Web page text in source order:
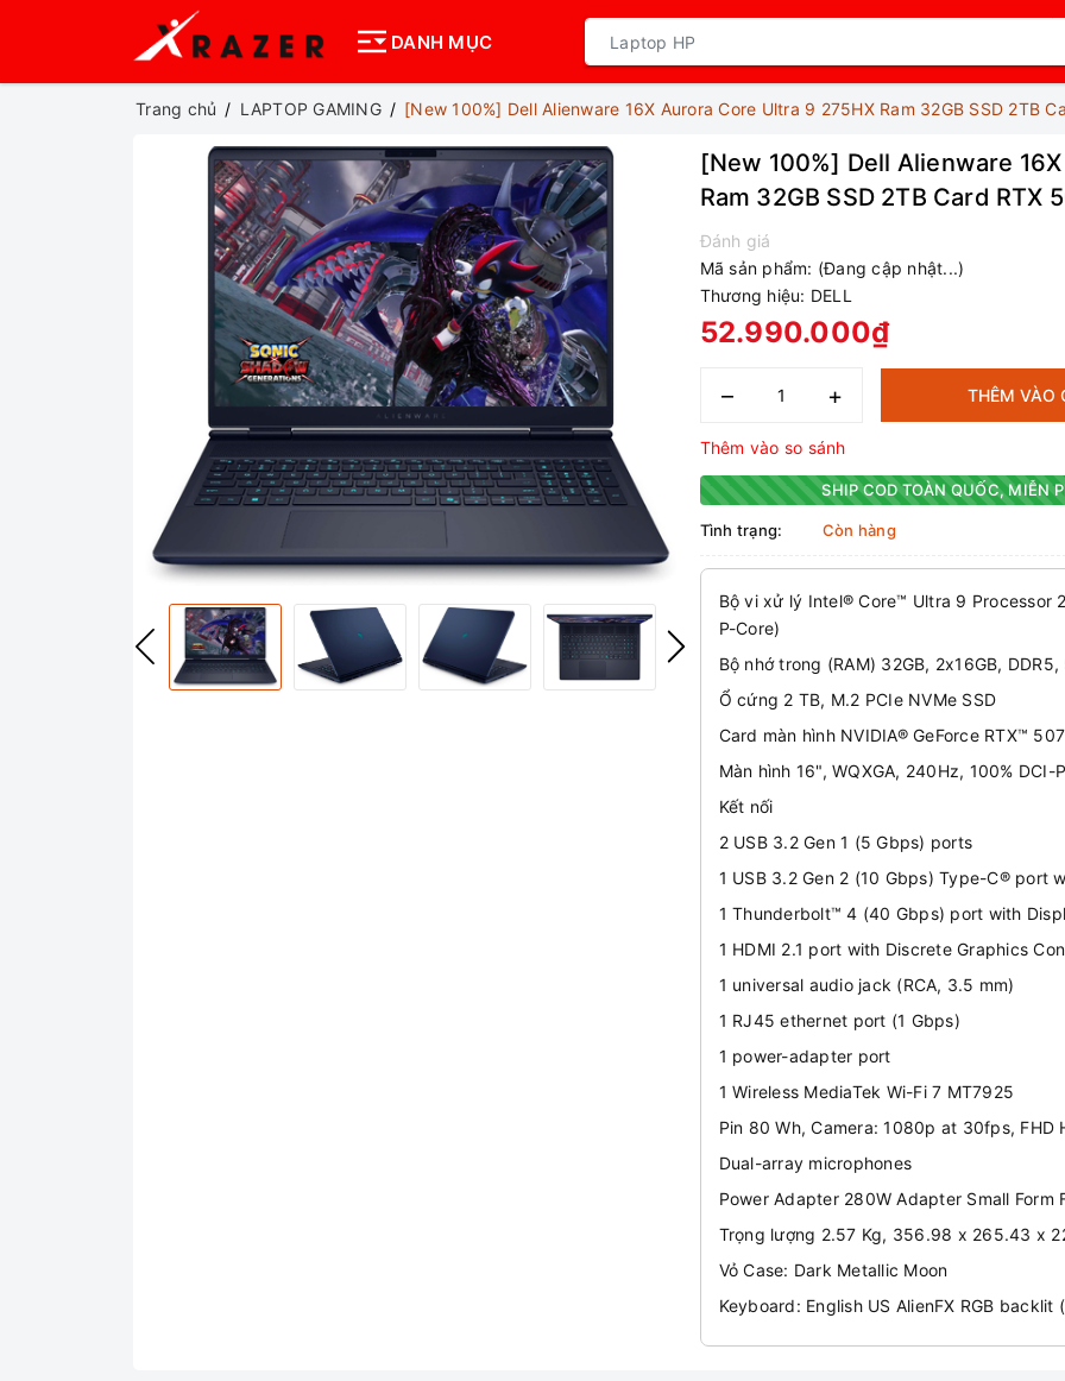
DANH MỤC
Trang chủ LAPTOP GAMING [New 100%] Dell Alienware 16X Aurora Core Ultra 9 275HX Ram 32GB SSD 2TB
[New 100%] Dell Alienware
Ram 32GB SSD 2TB Card RTX
Đánh giá
Mã sản phẩm: (Đang cập nhật...)
Thương hiệu: DELL
52.990.000₫
– + THÊM VÀO
Thêm vào so sánh
SHIP COD TOÀN QUỐC, MIỄN
Tình trạng: Còn hàng
Bộ vi xử lý Intel® Core™ Ultra 9 Processor
P-Core)
Bộ nhớ trong (RAM) 32GB, 2x16GB,
Ổ cứng 2 TB, M.2 PCIe NVMe SSD
Card màn hình NVIDIA® GeForce RTX™
Màn hình 16", WQXGA, 240Hz, 100%
Kết nối
2 USB 3.2 Gen 1 (5 Gbps) ports
1 USB 3.2 Gen 2 (10 Gbps) Type-C® port
1 Thunderbolt™ 4 (40 Gbps) port with
1 HDMI 2.1 port with Discrete Graphics
1 universal audio jack (RCA, 3.5 mm)
1 RJ45 ethernet port (1 Gbps)
1 power-adapter port
1 Wireless MediaTek Wi-Fi 7 MT7925
Pin 80 Wh, Camera: 1080p at 30fps, FHD
Dual-array microphones
Power Adapter 280W Adapter Small Form
Trọng lượng 2.57 Kg, 356.98 x 265.43 x
Vỏ Case: Dark Metallic Moon
Keyboard: English US AlienFX RGB